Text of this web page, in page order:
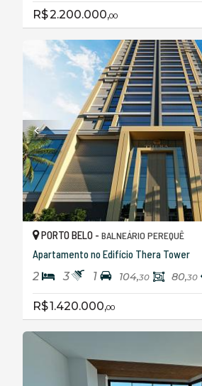
R$ 2.200.000,00
PORTO BELO - BALNEÁRIO PEREQUÊ
Apartamento no Edifício Thera Tower
2 3 1 104,30 80,30
R$ 1.420.000,00